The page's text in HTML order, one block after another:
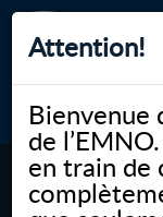
Attention!
Bienvenue
de
en train de